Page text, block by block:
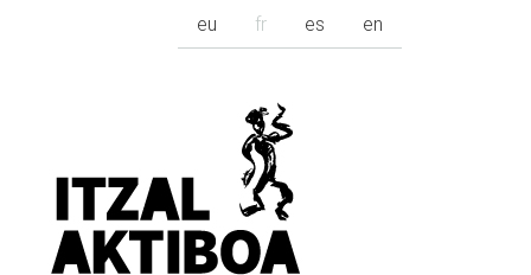
eu fr es en